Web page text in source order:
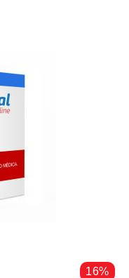
16%